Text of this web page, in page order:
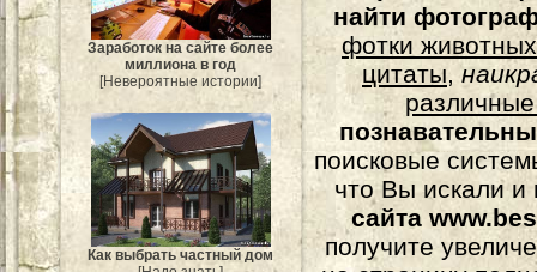
Заработок на сайте более
миллиона в год
[Невероятные истории]
Как выбрать частный дом
найти
фотки животных
цитаты,
поисковые
что Вы искали и
сайта
получите